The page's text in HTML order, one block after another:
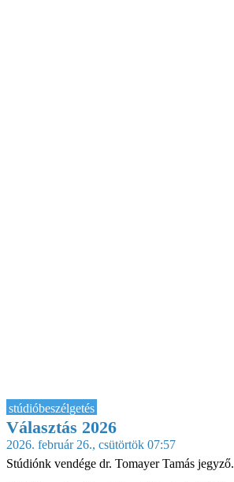
stúdióbeszélgetés
Választás 2026
2026. február 26., csütörtök 07:57
Stúdiónk vendége dr. Tomayer Tamás jegyző.